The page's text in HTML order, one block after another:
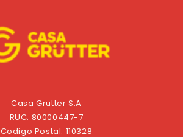
Casa Grutter S.A
RUC: 80000447-7
Codigo Postal: 110328